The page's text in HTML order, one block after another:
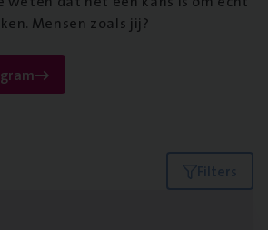
Mensen zoals jij?
Filters